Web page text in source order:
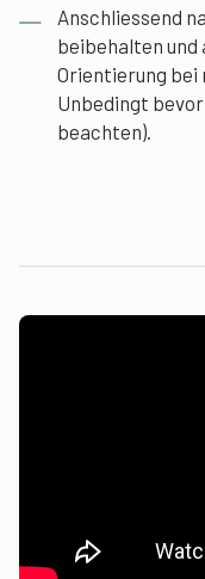
Anschliessend
beibehalten und
Orientierung bei
Unbedingt
beachten).